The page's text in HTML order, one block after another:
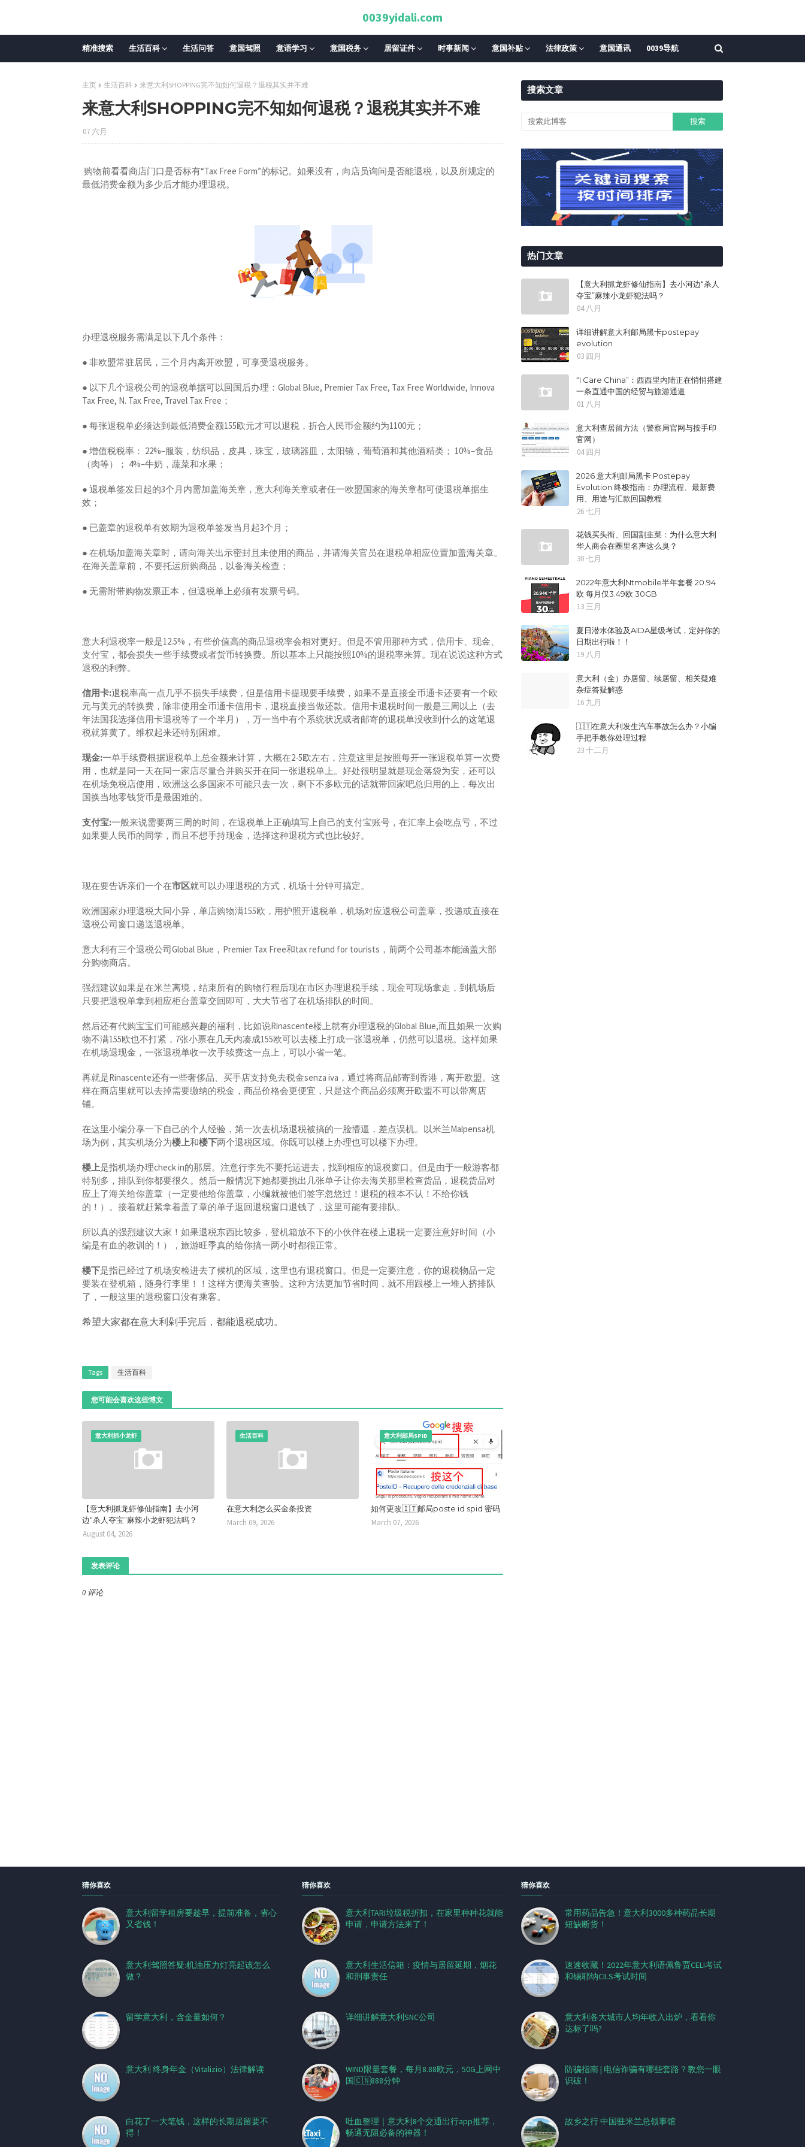
0039yidali.com
精准搜索 生活百科 生活问答 意国驾照 意语学习 意国税务 居留证件 时事新闻 意国补贴 法律政策 意国通讯 0039导航
主页 生活百科 来意大利SHOPPING完不知如何退税？退税其实并不难
来意大利SHOPPING完不知如何退税？退税其实并不难
07 六月
购物前看看商店门口是否标有“Tax Free Form”的标记。如果没有，向店员询问是否能退税，以及所规定的
最低消费金额为多少后才能办理退税。
办理退税服务需满足以下几个条件：
● 非欧盟常驻居民，三个月内离开欧盟，可享受退税服务。
● 以下几个退税公司的退税单据可以回国后办理：Global Blue, Premier Tax Free, Tax Free Worldwide, Innova
Tax Free, N. Tax Free, Travel Tax Free；
● 每张退税单必须达到最低消费金额155欧元才可以退税，折合人民币金额约为1100元；
● 增值税税率： 22%–服装，纺织品，皮具，珠宝，玻璃器皿，太阳镜，葡萄酒和其他酒精类； 10%–食品
（肉等）； 4%–牛奶，蔬菜和水果；
● 退税单签发日起的3个月内需加盖海关章，意大利海关章或者任一欧盟国家的海关章都可使退税单据生
效；
● 已盖章的退税单有效期为退税单签发当月起3个月；
● 在机场加盖海关章时，请向海关出示密封且未使用的商品，并请海关官员在退税单相应位置加盖海关章。
在海关盖章前，不要托运所购商品，以备海关检查；
● 无需附带购物发票正本，但退税单上必须有发票号码。
意大利退税率一般是12.5%，有些价值高的商品退税率会相对更好。但是不管用那种方式，信用卡、现金、
支付宝，都会损失一些手续费或者货币转换费。所以基本上只能按照10%的退税率来算。现在说说这种方式
退税的利弊。
信用卡:退税率高一点几乎不损失手续费，但是信用卡提现要手续费，如果不是直接全币通卡还要有一个欧
元与美元的转换费，除非使用全币通卡信用卡，退税直接当做还款。信用卡退税时间一般是三周以上（去
年法国我选择信用卡退税等了一个半月），万一当中有个系统状况或者邮寄的退税单没收到什么的这笔退
税就算黄了。维权起来还特别困难。
现金:一单手续费根据退税单上总金额来计算，大概在2-5欧左右，注意这里是按照每开一张退税单算一次费
用，也就是同一天在同一家店尽量合并购买开在同一张退税单上。好处很明显就是现金落袋为安，还可以
在机场免税店使用，欧洲这么多国家不可能只去一次，剩下不多欧元的话就带回家吧总归用的上，每次出
国换当地零钱货币是最困难的。
支付宝:一般来说需要两三周的时间，在退税单上正确填写上自己的支付宝账号，在汇率上会吃点亏，不过
如果要人民币的同学，而且不想手持现金，选择这种退税方式也比较好。
现在要告诉亲们一个在市区就可以办理退税的方式，机场十分钟可搞定。
欧洲国家办理退税大同小异，单店购物满155欧，用护照开退税单，机场对应退税公司盖章，投递或直接在
退税公司窗口递送退税单。
意大利有三个退税公司Global Blue，Premier Tax Free和tax refund for tourists，前两个公司基本能涵盖大部
分购物商店。
强烈建议如果是在米兰离境，结束所有的购物行程后现在市区办理退税手续，现金可现场拿走，到机场后
只要把退税单拿到相应柜台盖章交回即可，大大节省了在机场排队的时间。
然后还有代购宝宝们可能感兴趣的福利，比如说Rinascente楼上就有办理退税的Global Blue,而且如果一次购
物不满155欧也不打紧，7张小票在几天内凑成155欧可以去楼上打成一张退税单，仍然可以退税。这样如果
在机场退现金，一张退税单收一次手续费这一点上，可以小省一笔。
再就是Rinascente还有一些奢侈品、买手店支持免去税金senza iva，通过将商品邮寄到香港，离开欧盟。这
样在商店里就可以去掉需要缴纳的税金，商品价格会更便宜，只是这个商品必须离开欧盟不可以带离店
铺。
在这里小编分享一下自己的个人经验，第一次去机场退税被搞的一脸懵逼，差点误机。以米兰Malpensa机
场为例，其实机场分为楼上和楼下两个退税区域。你既可以楼上办理也可以楼下办理。
楼上是指机场办理check in的那层。注意行李先不要托运进去，找到相应的退税窗口。但是由于一般游客都
特别多，排队到你都要很久。然后一般情况下她都要挑出几张单子让你去海关那里检查货品，退税货品对
应上了海关给你盖章（一定要他给你盖章，小编就被他们签字忽悠过！退税的根本不认！不给你钱
的！）。接着就赶紧拿着盖了章的单子返回退税窗口退钱了，这里可能有要排队。
所以真的强烈建议大家！如果退税东西比较多，登机箱放不下的小伙伴在楼上退税一定要注意好时间（小
编是有血的教训的！），旅游旺季真的给你搞一两小时都很正常。
楼下是指已经过了机场安检进去了候机的区域，这里也有退税窗口。但是一定要注意，你的退税物品一定
要装在登机箱，随身行李里！！这样方便海关查验。这种方法更加节省时间，就不用跟楼上一堆人挤排队
了，一般这里的退税窗口没有乘客。
希望大家都在意大利剁手完后，都能退税成功。
Tags 生活百科
您可能会喜欢这些博文
意大利抓小龙虾
【意大利抓龙虾修仙指南】去小河
边“杀人夺宝”麻辣小龙虾犯法吗？
August 04, 2026
生活百科
在意大利怎么买金条投资
March 09, 2026
意大利邮局SPID
如何更改🇮🇹邮局poste id spid 密码
March 07, 2026
发表评论
0 评论
搜索文章
热门文章
【意大利抓龙虾修仙指南】去小河边“杀人
夺宝”麻辣小龙虾犯法吗？
04 八月
详细讲解意大利邮局黑卡postepay
evolution
03 四月
“I Care China”：西西里内陆正在悄悄搭建
一条直通中国的经贸与旅游通道
01 八月
意大利查居留方法（警察局官网与按手印
官网）
04 四月
2026 意大利邮局黑卡 Postepay
Evolution 终极指南：办理流程、最新费
用、用途与汇款回国教程
26 七月
花钱买头衔、回国割韭菜：为什么意大利
华人商会在圈里名声这么臭？
30 七月
2022年意大利Ntmobile半年套餐 20.94
欧 每月仅3.49欧 30GB
13 三月
夏日潜水体验及AIDA星级考试，定好你的
日期出行啦！！
19 八月
意大利（全）办居留、续居留、相关疑难
杂症答疑解惑
16 九月
🇮🇹在意大利发生汽车事故怎么办？小编
手把手教你处理过程
23 十二月
猜你喜欢
意大利留学租房要趁早，提前准备，省心
又省钱！
意大利驾照答疑:机油压力灯亮起该怎么
做？
留学意大利，含金量如何？
意大利 终身年金（Vitalizio）法律解读
白花了一大笔钱，这样的长期居留要不
得！
猜你喜欢
意大利TARI垃圾税折扣，在家里种种花就能
申请，申请方法来了！
意大利生活信箱：疫情与居留延期，烟花
和刑事责任
详细讲解意大利SNC公司
WIND限量套餐，每月8.88欧元，50G上网中
国🇨🇳888分钟
吐血整理｜意大利8个交通出行app推荐，
畅通无阻必备的神器！
猜你喜欢
常用药品告急！意大利3000多种药品长期
短缺断货！
速速收藏！2022年意大利语佩鲁贾CELI考试
和锡耶纳CILS考试时间
意大利各大城市人均年收入出炉，看看你
达标了吗?
防骗指南 | 电信诈骗有哪些套路？教您一眼
识破！
故乡之行 中国驻米兰总领事馆